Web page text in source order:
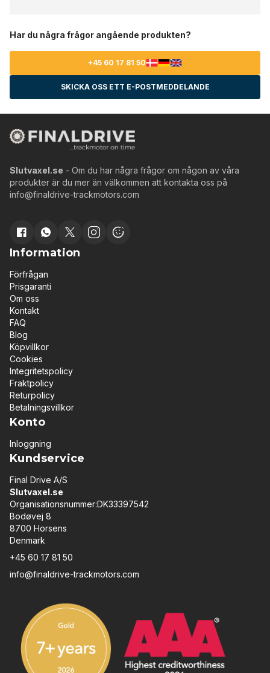
Har du några frågor angående produkten?
+45 60 17 81 50
SKICKA OSS ETT E-POSTMEDDELANDE
Slutvaxel.se - Om du har några frågor om någon av våra
produkter är du mer än välkommen att kontakta oss på
info@finaldrive-trackmotors.com
Information
Förfrågan
Prisgaranti
Om oss
Kontakt
FAQ
Blog
Köpvillkor
Cookies
Integritetspolicy
Fraktpolicy
Returpolicy
Betalningsvillkor
Konto
Inloggning
Kundservice
Final Drive A/S
Slutvaxel.se
Organisationsnummer:DK33397542
Bodøvej 8
8700 Horsens
Denmark
+45 60 17 81 50
info@finaldrive-trackmotors.com